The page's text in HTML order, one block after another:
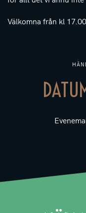
Välkomna från kl 17.00